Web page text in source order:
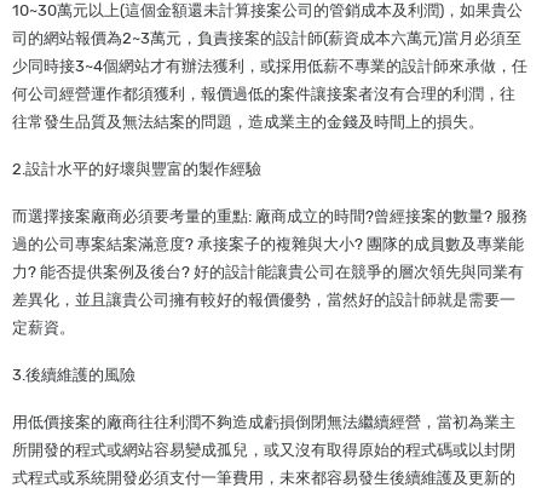
10~30萬元以上(這個金額還未計算接案公司的管銷成本及利潤)，如果貴公
司的網站報價為2~3萬元，負責接案的設計師(薪資成本六萬元)當月必須至
少同時接3~4個網站才有辦法獲利，或採用低薪不專業的設計師來承做，任
何公司經營運作都須獲利，報價過低的案件讓接案者沒有合理的利潤，往
往常發生品質及無法結案的問題，造成業主的金錢及時間上的損失。
2.設計水平的好壞與豐富的製作經驗
而選擇接案廠商必須要考量的重點: 廠商成立的時間?曾經接案的數量? 服務
過的公司專案結案滿意度? 承接案子的複雜與大小? 團隊的成員數及專業能
力? 能否提供案例及後台? 好的設計能讓貴公司在競爭的層次領先與同業有
差異化，並且讓貴公司擁有較好的報價優勢，當然好的設計師就是需要一
定薪資。
3.後續維護的風險
用低價接案的廠商往往利潤不夠造成虧損倒閉無法繼續經營，當初為業主
所開發的程式或網站容易變成孤兒，或又沒有取得原始的程式碼或以封閉
式程式或系統開發必須支付一筆費用，未來都容易發生後續維護及更新的